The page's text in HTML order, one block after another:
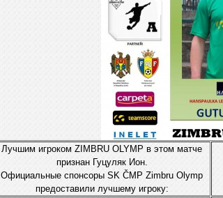
Лучшим игрокoм ZIMBRU OLYMP в этом матче
признан Гуцуляк Ион.
Официальные спонсоры SK ČMP Zimbru Olymp
предоставили лучшему игроку: